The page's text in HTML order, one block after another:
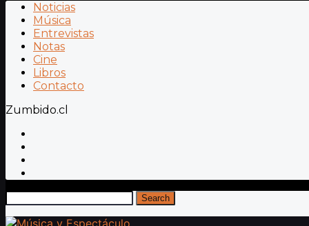
Noticias
Música
Entrevistas
Notas
Cine
Libros
Contacto
Zumbido.cl
Search